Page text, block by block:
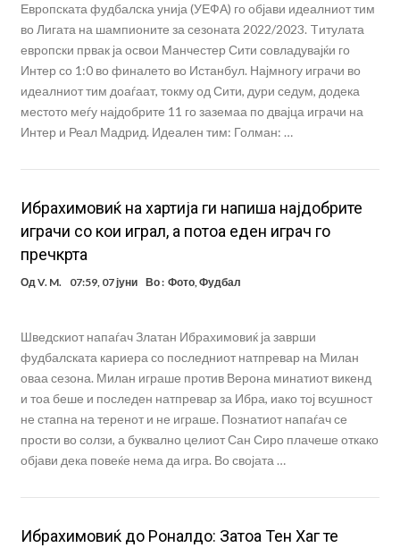
Европската фудбалска унија (УЕФА) го објави идеалниот тим
во Лигата на шампионите за сезоната 2022/2023. Tитулата
европски првак ја освои Манчестер Сити совладувајќи го
Интер со 1:0 во финалето во Истанбул. Најмногу играчи во
идеалниот тим доаѓаат, токму од Сити, дури седум, додека
местото меѓу најдобрите 11 го заземаа по двајца играчи на
Интер и Реал Мадрид. Идеален тим: Голман: …
Ибрахимовиќ на хартија ги напиша најдобрите
играчи со кои играл, а потоа еден играч го
пречкрта
ОдV. M. 07:59, 07 јуни Во : Фото,Фудбал
Шведскиот напаѓач Златан Ибрахимовиќ ја заврши
фудбалската кариера со последниот натпревар на Милан
оваа сезона. Милан играше против Верона минатиот викенд
и тоа беше и последен натпревар за Ибра, иако тој всушност
не стапна на теренот и не играше. Познатиот напаѓач се
прости во солзи, а буквално целиот Сан Сиро плачеше откако
објави дека повеќе нема да игра. Во својата …
Ибрахимовиќ до Роналдо: Затоа Тен Хаг те